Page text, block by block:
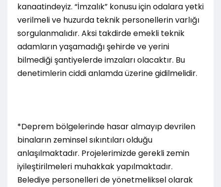
kanaatindeyiz. “İmzalık” konusu için odalara yetki
verilmeli ve huzurda teknik personellerin varlığı
sorgulanmalıdır. Aksi takdirde emekli teknik
adamların yaşamadığı şehirde ve yerini
bilmediği şantiyelerde imzaları olacaktır. Bu
denetimlerin ciddi anlamda üzerine gidilmelidir.
*Deprem bölgelerinde hasar almayıp devrilen
binaların zeminsel sıkıntıları olduğu
anlaşılmaktadır. Projelerimizde gerekli zemin
iyileştirilmeleri muhakkak yapılmaktadır.
Belediye personelleri de yönetmeliksel olarak